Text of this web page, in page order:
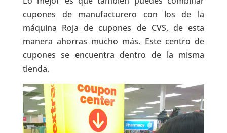
cupones de manufacturero con los de la
máquina Roja de cupones de CVS, de esta
manera ahorras mucho más. Este centro de
cupones se encuentra dentro de la misma
tienda.